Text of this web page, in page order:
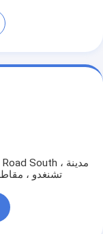
تشنغدو ،